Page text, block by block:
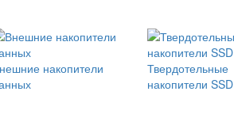
накопители
Твердотельные
накопители SSD